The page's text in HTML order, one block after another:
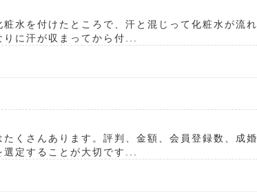
水を付けたところで、汗と混じって化粧水が流れ
に汗が収まってから付...
くさんあります。評判、金額、会員登録数、成婚
定することが大切です...